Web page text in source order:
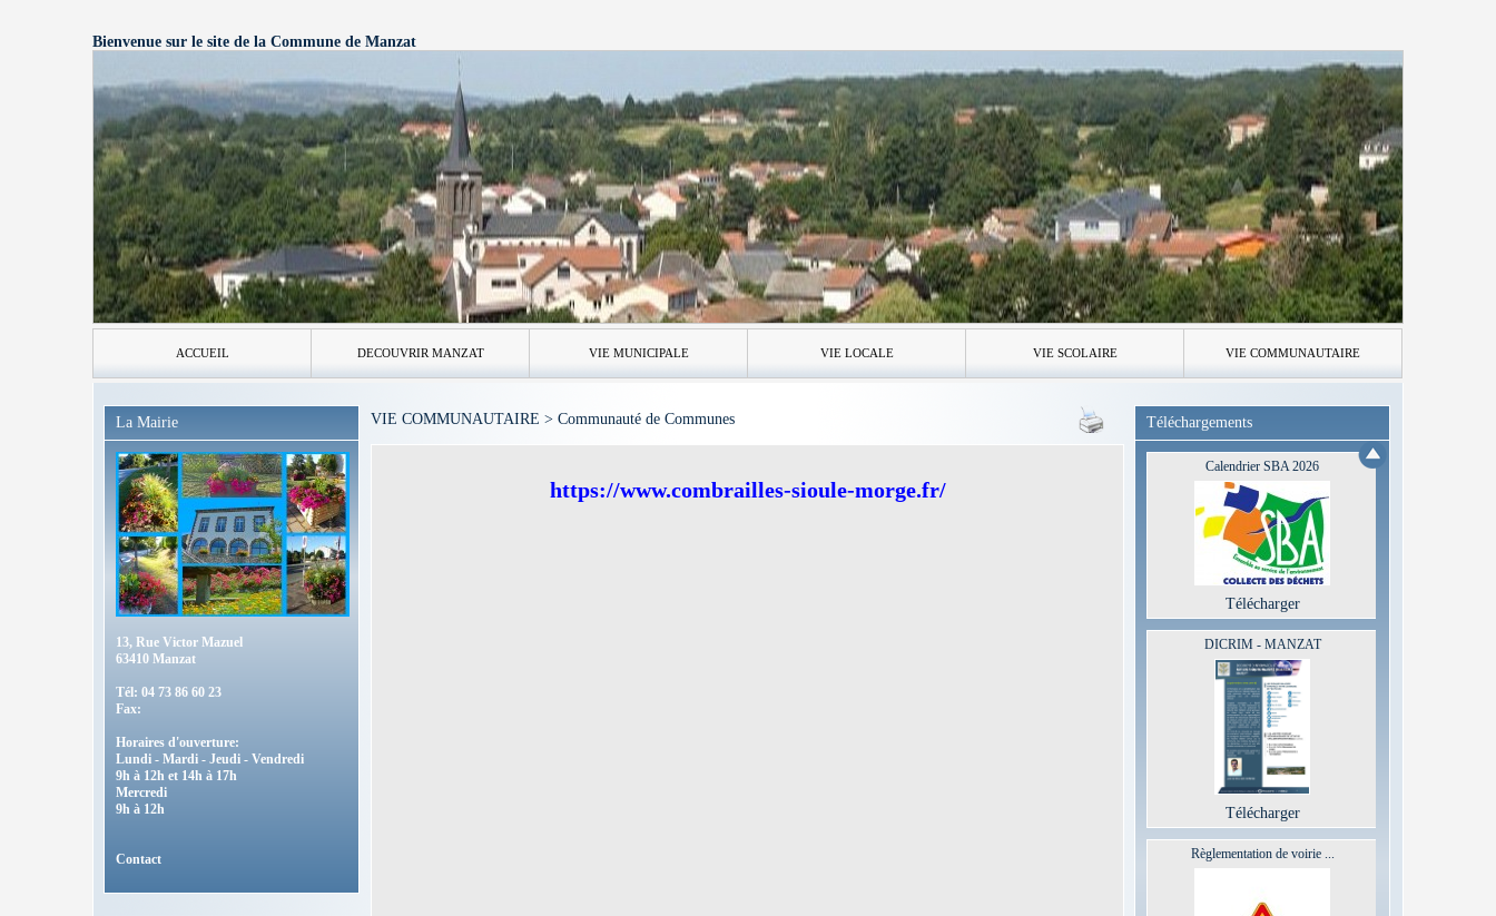
Bienvenue sur le site de la Commune de Manzat
ACCUEIL DECOUVRIR MANZAT VIE MUNICIPALE VIE LOCALE VIE SCOLAIRE VIE COMMUNAUTAIRE
La Mairie
13, Rue Victor Mazuel
63410 Manzat
Tél: 04 73 86 60 23
Fax:
Horaires d'ouverture:
Lundi - Mardi - Jeudi - Vendredi
9h à 12h et 14h à 17h
Mercredi
9h à 12h
Contact
VIE COMMUNAUTAIRE > Communauté de Communes
https://www.combrailles-sioule-morge.fr/
Téléchargements
Calendrier SBA 2026
Télécharger
DICRIM - MANZAT
Télécharger
Règlementation de voirie ...